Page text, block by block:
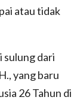
atau tidak
sulung dari
yang baru
26 Tahun di